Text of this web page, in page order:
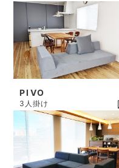
PIVO
3人掛け